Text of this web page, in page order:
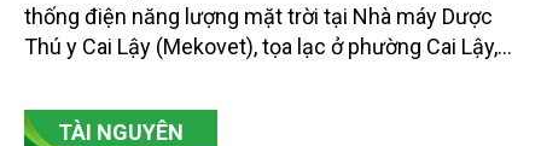
thống điện năng lượng mặt trời tại Nhà máy Dược
Thú y Cai Lậy (Mekovet), tọa lạc ở phường Cai Lậy,
TÀI NGUYÊN